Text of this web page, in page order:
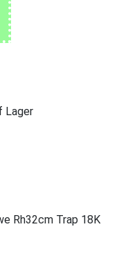
Lager
Rh32cm Trap 18K